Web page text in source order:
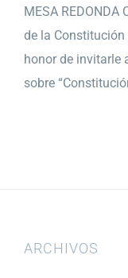
MESA REDONDA
de la Constitución
honor de invitarle
sobre
ARCHIVOS